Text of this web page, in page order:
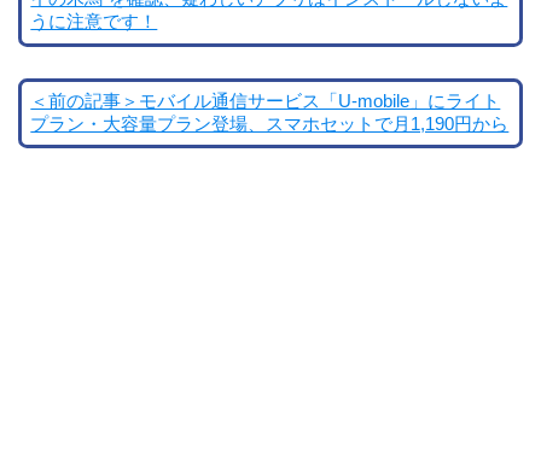
うに注意です！
＜前の記事＞モバイル通信サービス「U-mobile」にライト
プラン・大容量プラン登場、スマホセットで月1,190円から